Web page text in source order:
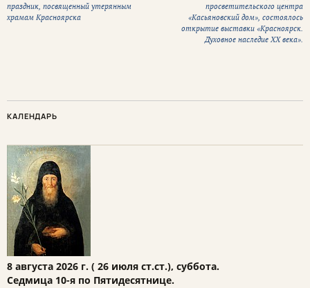
праздник, посвященный утерянным
храмам Красноярска
просветительского центра
«Касьяновский дом», состоялось
открытие выставки «Красноярск.
Духовное наследие XX века».
КАЛЕНДАРЬ
8 августа 2026 г. ( 26 июля ст.ст.), суббота.
Седмица 10-я по Пятидесятнице.